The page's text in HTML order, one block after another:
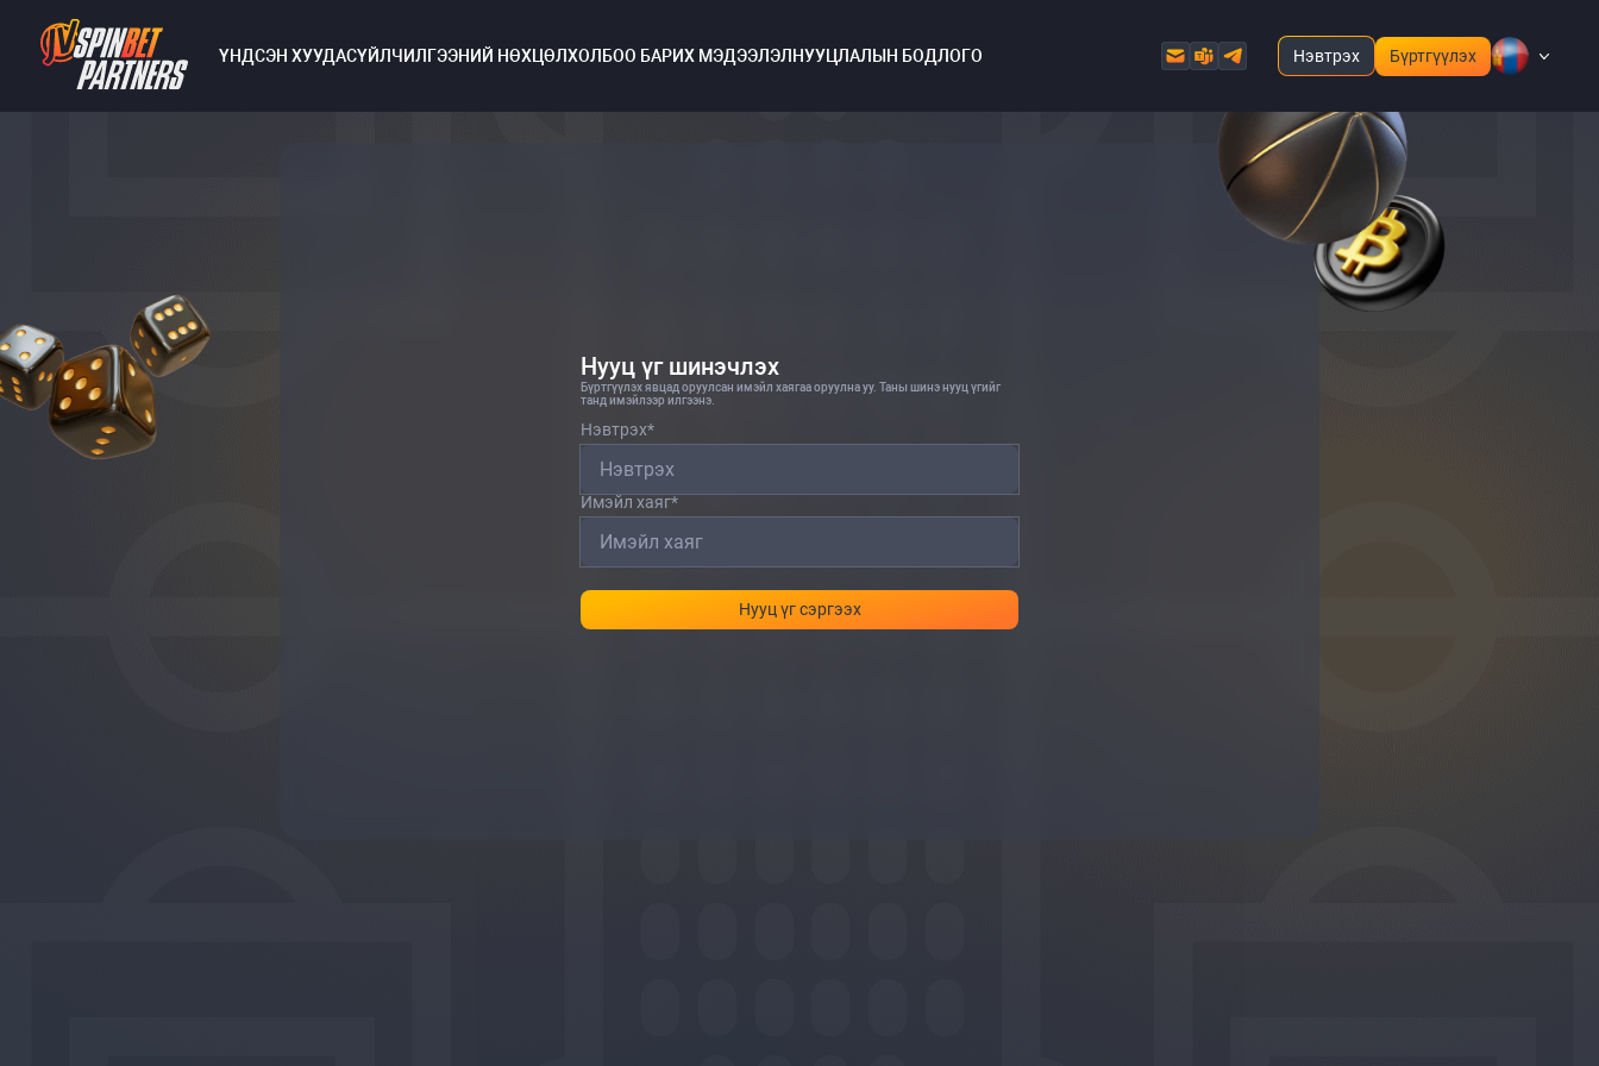
ҮНДСЭН ХУУДАСҮЙЛЧИЛГЭЭНИЙ НӨХЦӨЛХОЛБОО БАРИХ МЭДЭЭЛЭЛ НУУЦЛАЛЫН БОДЛОГО Нэвтрэх Бүртгүүлэх
Нууц үг шинэчлэх
Бүртгүүлэх явцад оруулсан имэйл хаягаа оруулна уу. Таны шинэ нууц үгийг
танд имэйлээр илгээнэ.
Нэвтрэх*
Имэйл хаяг*
Нууц үг сэргээх